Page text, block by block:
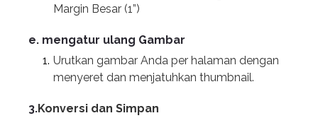
Margin Besar (1”)
e. mengatur ulang Gambar
Urutkan gambar Anda per halaman dengan
menyeret dan menjatuhkan thumbnail.
3.Konversi dan Simpan